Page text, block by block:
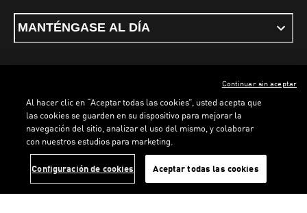
LOADING...
MANTÉNGASE AL DÍA
Términos y condicionesPolítica de Privacidad
ESPAÑOL
PUMA, 2026. Todos los derechos reservados
Al hacer clic en “Aceptar todas las cookies”, usted acepta que
las cookies se guarden en su dispositivo para mejorar la
navegación del sitio, analizar el uso del mismo, y colaborar
con nuestros estudios para marketing.
Configuración de cookies Aceptar todas las cookies
Continuar sin aceptar